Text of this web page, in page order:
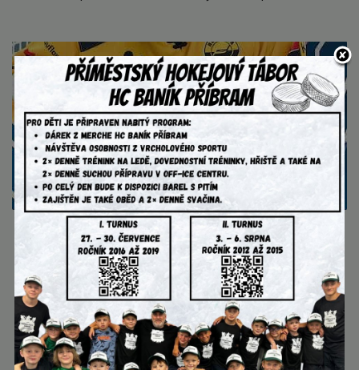
AKTUALITY 4. srpna 2026
Extraliga na našem příměstském
táboře!
videohovor s extraligovým brankářem Pavlem
Čajanem....